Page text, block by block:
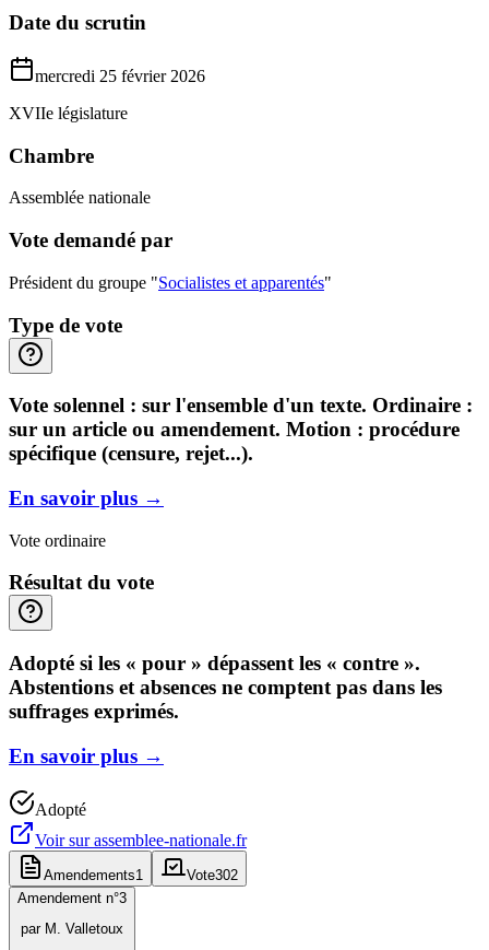
Date du scrutin
mercredi 25 février 2026
XVIIe législature
Chambre
Assemblée nationale
Vote demandé par
Président du groupe "Socialistes et apparentés"
Type de vote
Vote solennel : sur l'ensemble d'un texte. Ordinaire :
sur un article ou amendement. Motion : procédure
spécifique (censure, rejet...).
En savoir plus →
Vote ordinaire
Résultat du vote
Adopté si les « pour » dépassent les « contre ».
Abstentions et absences ne comptent pas dans les
suffrages exprimés.
En savoir plus →
Adopté
Voir surassemblee-nationale.fr
Amendements1 Vote302
Amendement n°3
par M. Valletoux